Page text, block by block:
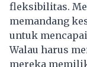
fleksibilitas.
memandang
untuk
Walau harus
mereka